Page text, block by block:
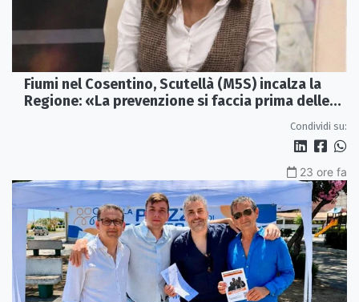
Fiumi nel Cosentino, Scutellà (M5S) incalza la
Regione: «La prevenzione si faccia prima delle
Condividi su:
23 ore fa